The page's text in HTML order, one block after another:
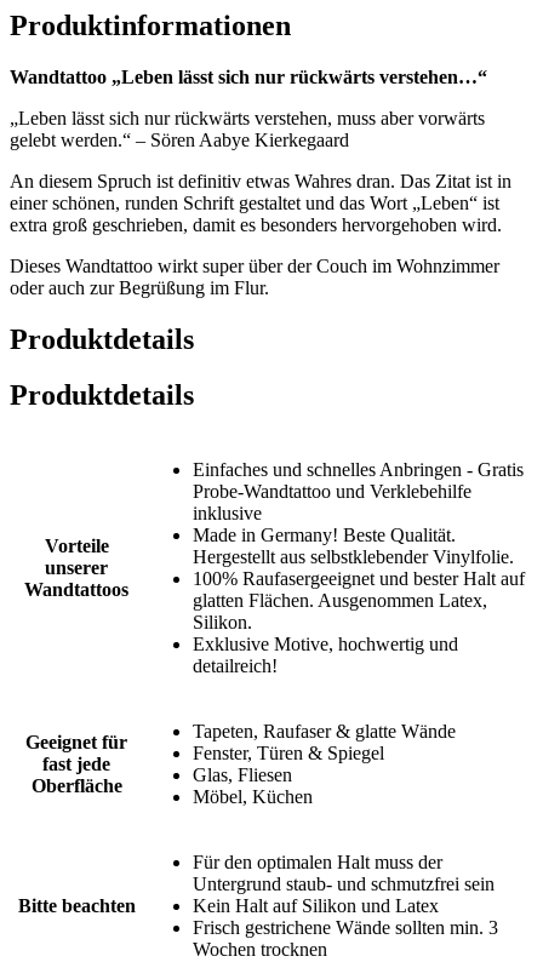
Produktinformationen
Wandtattoo „Leben lässt sich nur rückwärts verstehen…“
„Leben lässt sich nur rückwärts verstehen, muss aber vorwärts
gelebt werden.“ – Sören Aabye Kierkegaard
An diesem Spruch ist definitiv etwas Wahres dran. Das Zitat ist in
einer schönen, runden Schrift gestaltet und das Wort „Leben“ ist
extra groß geschrieben, damit es besonders hervorgehoben wird.
Dieses Wandtattoo wirkt super über der Couch im Wohnzimmer
oder auch zur Begrüßung im Flur.
Produktdetails
Produktdetails
Vorteile
unserer
Wandtattoos
Einfaches und schnelles Anbringen - Gratis
Probe-Wandtattoo und Verklebehilfe
inklusive
Made in Germany! Beste Qualität.
Hergestellt aus selbstklebender Vinylfolie.
100% Raufasergeeignet und bester Halt auf
glatten Flächen. Ausgenommen Latex,
Silikon.
Exklusive Motive, hochwertig und
detailreich!
Geeignet für
fast jede
Oberfläche
Tapeten, Raufaser & glatte Wände
Fenster, Türen & Spiegel
Glas, Fliesen
Möbel, Küchen
Bitte beachten
Für den optimalen Halt muss der
Untergrund staub- und schmutzfrei sein
Kein Halt auf Silikon und Latex
Frisch gestrichene Wände sollten min. 3
Wochen trocknen